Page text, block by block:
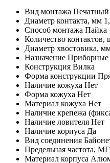
Вид монтажа Печатный
Диаметр контакта, мм
Способ монтажа Пайка
Количество контактов,
Диаметр хвостовика,
Назначение Приборные
Конструкция Вилка
Форма конструкции
Наличие кожуха Нет
Форма кожуха Нет
Материал кожуха Нет
Наличие крепежа
Наличие ловителя Нет
Наличие корпуса Да
Вид соединения
Предельная частота,
Материал корпуса